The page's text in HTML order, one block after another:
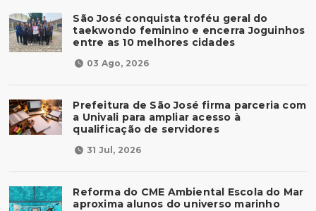
São José conquista troféu geral do
taekwondo feminino e encerra Joguinhos
entre as 10 melhores cidades
03 Ago, 2026
Prefeitura de São José firma parceria com
a Univali para ampliar acesso à
qualificação de servidores
31 Jul, 2026
Reforma do CME Ambiental Escola do Mar
aproxima alunos do universo marinho